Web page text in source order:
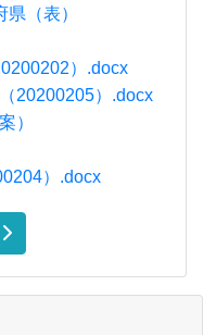
（表）
）.docx
20200205）.docx
）
）.docx